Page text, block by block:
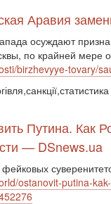
Аравия
осуждают
по крайней мере
birzhevyye-tovary/
Путина. Как
— DSnews.ua
ostanovit-putina-